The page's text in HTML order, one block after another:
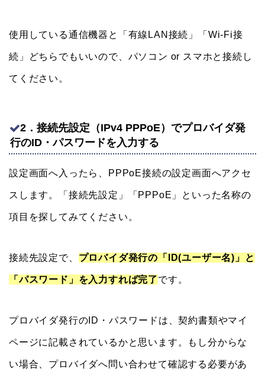
使用している通信機器と「有線LAN接続」「Wi-Fi接
続」どちらでもいいので、パソコン or スマホと接続し
てください。
2．接続先設定（IPv4 PPPoE）でプロバイダ発
行のID・パスワードを入力する
設定画面へ入ったら、PPPoE接続の設定画面へアクセ
スします。「接続先設定」「PPPoE」といった名称の
項目を探してみてください。
接続先設定で、 プロバイダ発行の「ID(ユーザー名)」と
「パスワード」を入力すれば完了です。
プロバイダ発行のID・パスワードは、契約書類やマイ
ページに記載されているかと思います。もし分からな
い場合、プロバイダへ問い合わせて確認する必要があ